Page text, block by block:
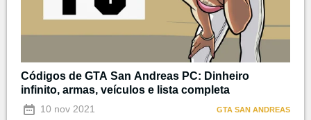
Códigos de GTA San Andreas PC: Dinheiro
infinito, armas, veículos e lista completa
10 nov 2021 GTA SAN ANDREAS